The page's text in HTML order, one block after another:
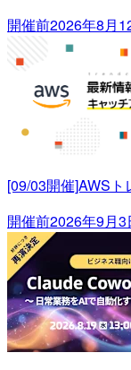
開催前2026年8月
[09/03開催]AWS
開催前2026年9月3